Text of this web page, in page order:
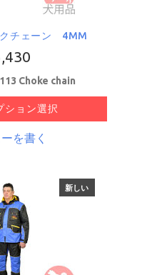
チェーン 4MM
Choke chain
ション選択
を書く
新しい